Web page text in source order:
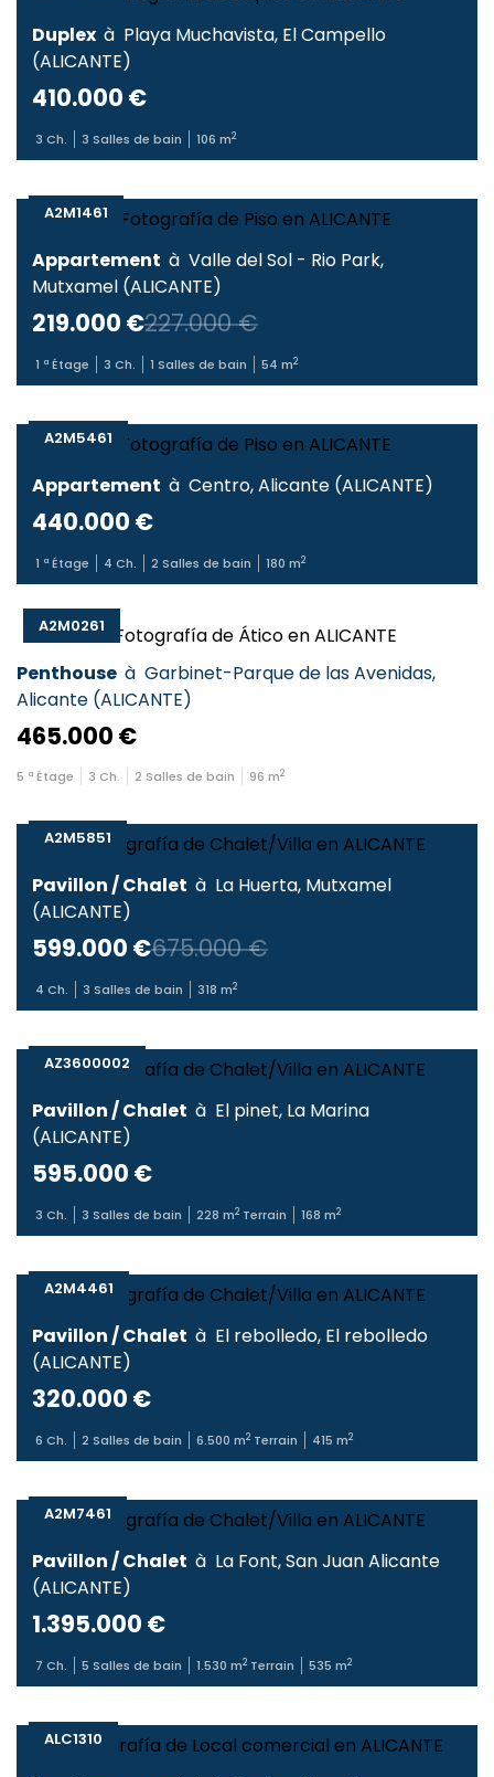
Duplex à Playa Muchavista, El Campello
(ALICANTE)
410.000 €
3 Ch. 3 Salles de bain 106 m2
A2M1461
Appartement à Valle del Sol - Rio Park,
Mutxamel (ALICANTE)
227.000 €
219.000 €
1 ª Étage 3 Ch. 1 Salles de bain 54 m2
A2M5461
Appartement à Centro,Alicante (ALICANTE)
440.000 €
1 ª Étage 4 Ch. 2 Salles de bain 180 m2
A2M0261
Penthouse à Garbinet-Parque de las Avenidas,
Alicante (ALICANTE)
465.000 €
5 ª Étage 3 Ch. 2 Salles de bain 96 m2
A2M5851
Pavillon / Chalet à La Huerta, Mutxamel
(ALICANTE)
675.000 €
599.000 €
4 Ch. 3 Salles de bain 318 m2
AZ3600002
Pavillon / Chalet à El pinet, La Marina
(ALICANTE)
595.000 €
3 Ch. 3 Salles de bain 228 m2 Terrain 168 m2
A2M4461
Pavillon / Chalet à El rebolledo, El rebolledo
(ALICANTE)
320.000 €
6 Ch. 2 Salles de bain 6.500 m2 Terrain 415 m2
A2M7461
Pavillon / Chalet à La Font,San Juan Alicante
(ALICANTE)
1.395.000 €
7 Ch. 5 Salles de bain 1.530 m2 Terrain 535 m2
ALC1310